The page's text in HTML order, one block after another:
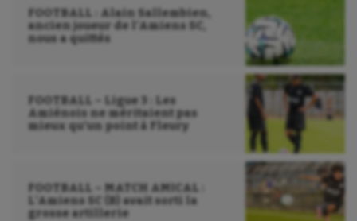
Sauvetage sportif
Sport santé
Sport-santé
Tir
FOOTBALL : Alain Sallembien,
ancien joueur de l’Amiens SC,
nous a quittés
FOOTBALL – Ligue 3 : Les
Amiénois ne méritaient pas
mieux qu’un point à Fleury
FOOTBALL – MATCH AMICAL :
L’Amiens SC (B) avait sorti la
grosse artillerie